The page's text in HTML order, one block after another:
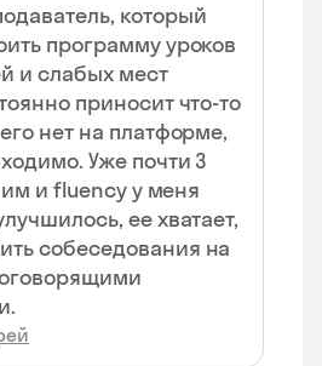
который
программу уроков
и слабых мест
приносит что-то
нет на платформе,
Уже почти 3
и fluency у меня
ее хватает,
собеседования на